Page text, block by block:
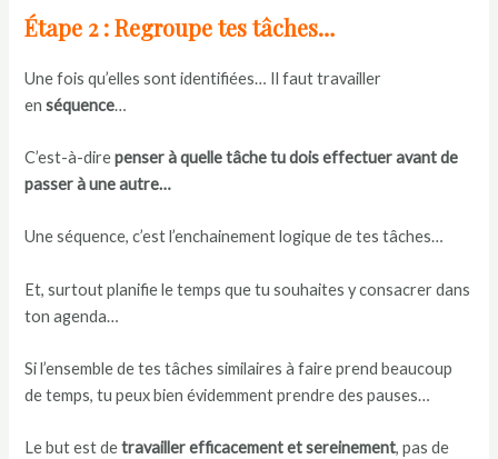
Étape 2 : Regroupe tes tâches…
Une fois qu’elles sont identifiées… Il faut travailler
enséquence…
C’est-à-direpenser à quelle tâche tu dois effectuer avant de
passer à une autre…
Une séquence, c’est l’enchainement logique de tes tâches…
Et, surtout planifie le temps que tu souhaites y consacrer dans
ton agenda…
Si l’ensemble de tes tâches similaires à faire prend beaucoup
de temps, tu peux bien évidemment prendre des pauses…
Le but est detravailler efficacement et sereinement, pas de